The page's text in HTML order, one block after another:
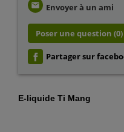
email Envoyer à un ami
Poser une question (0)
Partager sur
E-liquide Ti Mang